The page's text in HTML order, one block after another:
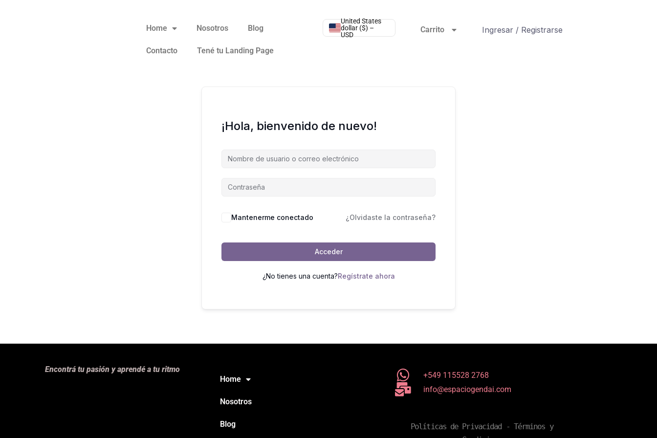
Home Nosotros Blog
Contacto Tené tu Landing Page
United States
dollar ($) –
USD
Carrito Ingresar / Registrarse
¡Hola, bienvenido de nuevo!
Mantenerme conectado ¿Olvidaste la contraseña?
Acceder
¿No tienes una cuenta?Regístrate ahora
Encontrá tu pasión y aprendé a tu ritmo
Home
Nosotros
Blog
+549 115528 2768
info@espaciogendai.com
Políticas de Privacidad - Términos y